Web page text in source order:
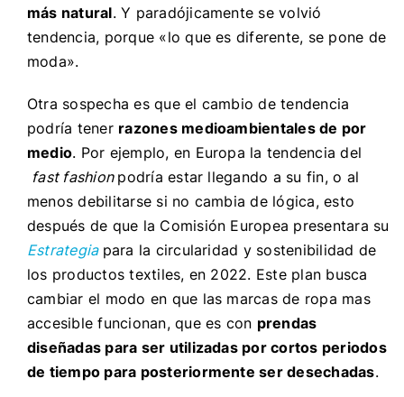
más natural. Y paradójicamente se volvió
tendencia, porque «lo que es diferente, se pone de
moda».
Otra sospecha es que el cambio de tendencia
podría tener razones medioambientales de por
medio. Por ejemplo, en Europa la tendencia del
fast fashion podría estar llegando a su fin, o al
menos debilitarse si no cambia de lógica, esto
después de que la Comisión Europea presentara su
Estrategia para la circularidad y sostenibilidad de
los productos textiles, en 2022. Este plan busca
cambiar el modo en que las marcas de ropa mas
accesible funcionan, que es con prendas
diseñadas para ser utilizadas por cortos periodos
de tiempo para posteriormente ser desechadas.